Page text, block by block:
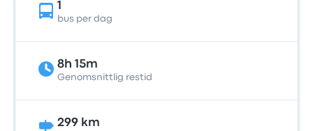
1
bus per dag
8h 15m
Genomsnittlig restid
299 km